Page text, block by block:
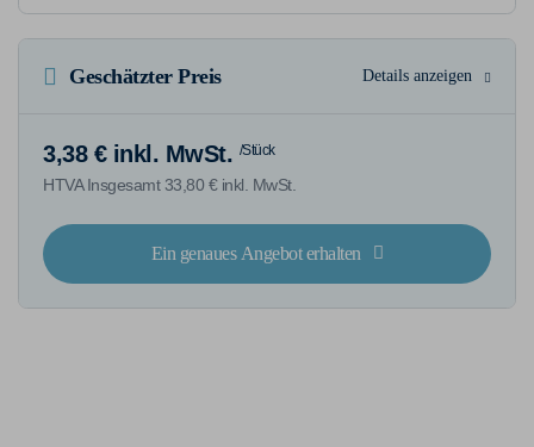
Geschätzter Preis Details anzeigen
3,38 € inkl. MwSt. /Stück
HTVA Insgesamt 33,80 € inkl. MwSt.
Ein genaues Angebot erhalten